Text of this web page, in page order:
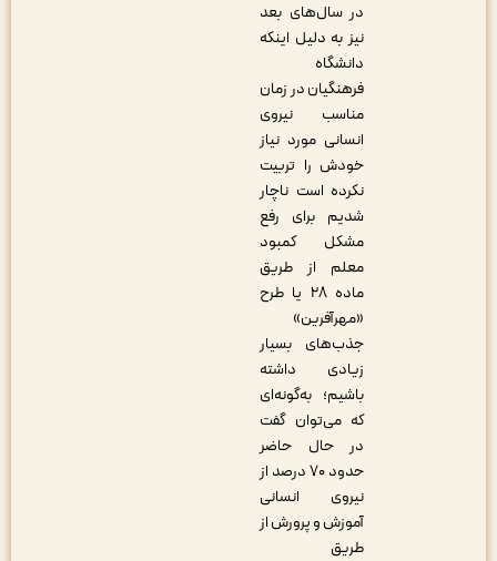
در سال‌های بعد
نیز به دلیل اینکه
فرهنگیان در زمان
مناسب نیروی
انسانی مورد نیاز
خودش را تربیت
نکرده است ناچار
شدیم برای رفع
مشکل کمبود
معلم از طریق
ماده ۲۸ یا طرح
«مهرآفرین»
جذب‌های بسیار
زیادی داشته
باشیم؛ به‌گونه‌ای
که می‌توان گفت
در حال حاضر
حدود ۷۰ درصد از
نیروی انسانی
آموزش و پرورش از